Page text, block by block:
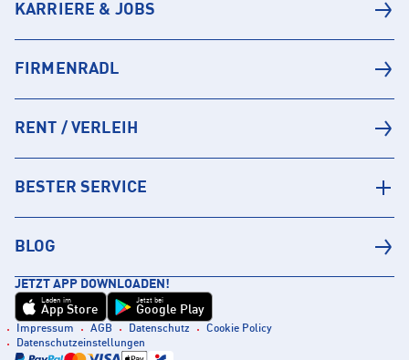
KARRIERE & JOBS
FIRMENRADL
RENT / VERLEIH
BESTER SERVICE
BLOG
JETZT APP DOWNLOADEN!
Laden im
App Store
Jetzt bei
Google Play
Impressum AGB Datenschutz
Cookie Policy
Datenschutzeinstellungen